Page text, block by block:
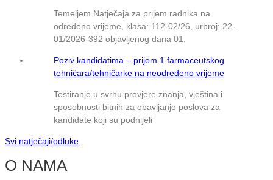
Temeljem Natječaja za prijem radnika na
određeno vrijeme, klasa: 112-02/26, urbroj: 22-
01/2026-392 objavljenog dana 01.
Poziv kandidatima – prijem 1 farmaceutskog
tehničara/tehničarke na neodređeno vrijeme
Testiranje u svrhu provjere znanja, vještina i
sposobnosti bitnih za obavljanje poslova za
kandidate koji su podnijeli
Svi natječaji/odluke
O NAMA